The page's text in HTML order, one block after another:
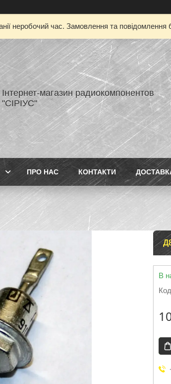
неробочий час. Замовлення та
Інтернет-магазин радиокомпонентов
"СІРІУС"
ПРО НАС КОНТАКТИ
В